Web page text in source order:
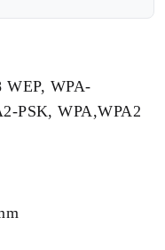
WEP, WPA-
PSK, WPA,WPA2